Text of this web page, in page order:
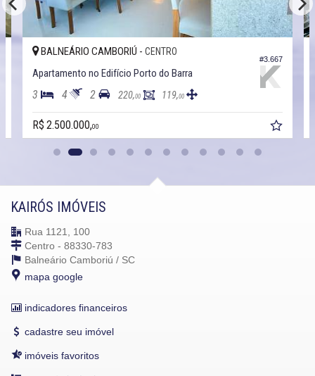
#3.667
BALNEÁRIO CAMBORIÚ - CENTRO
Apartamento no Edifício Porto do Barra
3 4 2 220,00 119,00
R$ 2.500.000,00
KAIRÓS IMÓVEIS
Rua 1121, 100
Centro - 88330-783
Balneário Camboriú / SC
mapa google
indicadores financeiros
cadastre seu imóvel
imóveis favoritos